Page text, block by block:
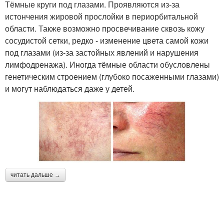
Тёмные круги под глазами. Проявляются из-за
истончения жировой прослойки в периорбитальной
области. Также возможно просвечивание сквозь кожу
сосудистой сетки, редко - изменение цвета самой кожи
под глазами (из-за застойных явлений и нарушения
лимфодренажа). Иногда тёмные области обусловлены
генетическим строением (глубоко посаженными глазами)
и могут наблюдаться даже у детей.
читать дальше →